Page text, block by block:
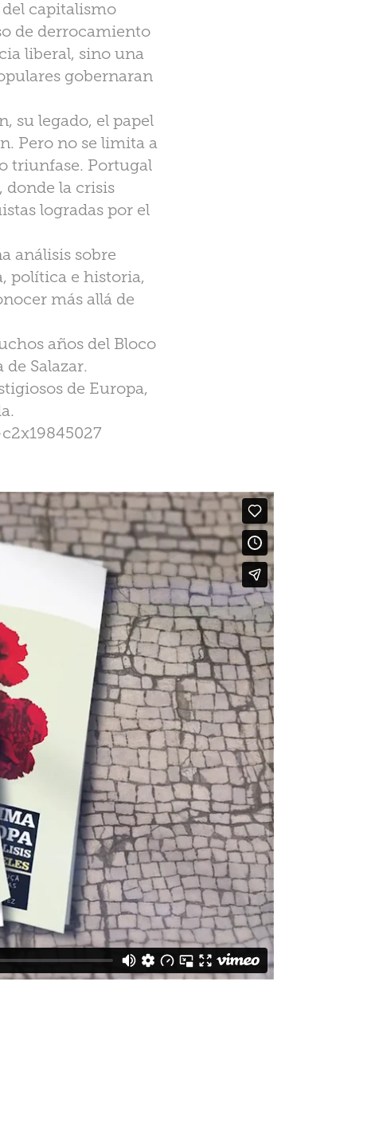
del capitalismo
de derrocamiento
liberal, sino una
gobernaran
su legado, el papel
Pero no se limita a
triunfase. Portugal
donde la crisis
logradas por el
análisis sobre
política e historia,
más allá de
años del Bloco
Salazar.
de Europa,